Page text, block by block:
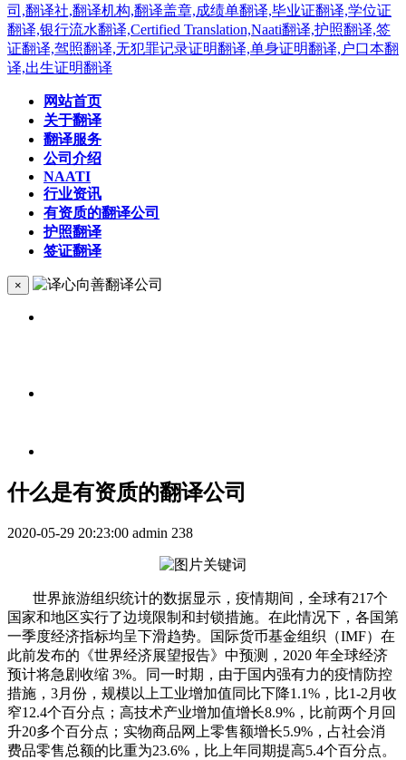
网站首页
关于翻译
翻译服务
公司介绍
NAATI
行业资讯
有资质的翻译公司
护照翻译
签证翻译
×
什么是有资质的翻译公司
2020-05-29 20:23:00 admin 238
世界旅游组织统计的数据显示，疫情期间，全球有217个
国家和地区实行了边境限制和封锁措施。在此情况下，各国第
一季度经济指标均呈下滑趋势。国际货币基金组织（IMF）在
此前发布的《世界经济展望报告》中预测， 2020 年全球经济
预计将急剧收缩 3%。同一时期，由于国内强有力的疫情防控
措施， 3月份，规模以上工业增加值同比下降1.1% ，比1-2 月收
窄12.4个百分点；高技术产业增加值增长8.9% ，比前两个月回
升20多个百分点；实物商品网上零售额增长5.9% ，占社会消
费品零售总额的比重为23.6% ，比上年同期提高5.4个百分点。